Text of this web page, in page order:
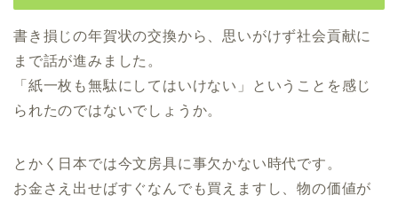
書き損じの年賀状の交換から、思いがけず社会貢献に
まで話が進みました。
「紙一枚も無駄にしてはいけない」ということを感じ
られたのではないでしょうか。
とかく日本では今文房具に事欠かない時代です。
お金さえ出せばすぐなんでも買えますし、物の価値が